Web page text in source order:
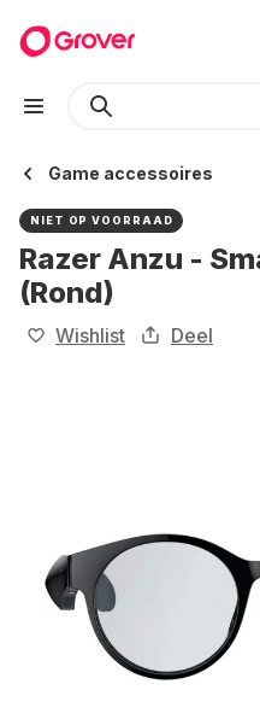
Game accessoires
NIET OP VOORRAAD
Razer Anzu -
(Rond)
Wishlist Deel